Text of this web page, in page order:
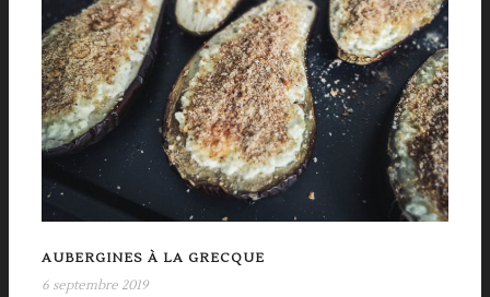
AUBERGINES À LA GRECQUE
6 septembre 2019